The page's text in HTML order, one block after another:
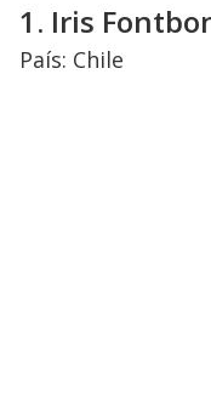
1. Iris
País: Chile